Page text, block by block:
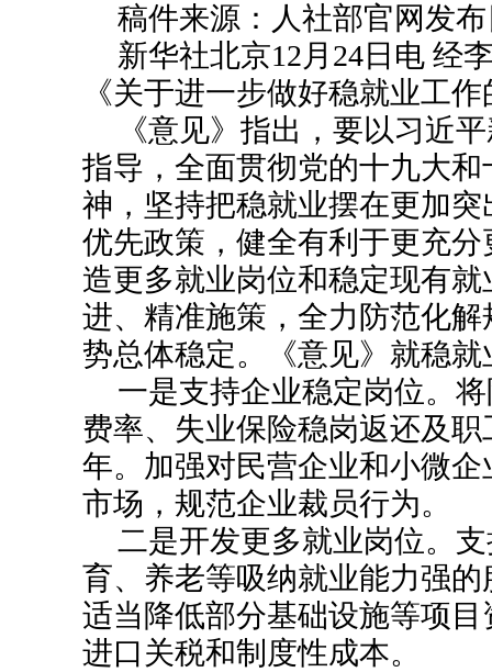
稿件来源：人社部官网发布
新华社北京12月24日电 经
《关于进一步做好稳就业工
《意见》指出，要以习近
指导，全面贯彻党的十九大
神，坚持把稳就业摆在更加
优先政策，健全有利于更充
造更多就业岗位和稳定现有
进、精准施策，全力防范化
势总体稳定。《意见》就稳
一是支持企业稳定岗位。
费率、失业保险稳岗返还及
年。加强对民营企业和小微
市场，规范企业裁员行为。
二是开发更多就业岗位。
育、养老等吸纳就业能力强
适当降低部分基础设施等项
进口关税和制度性成本。